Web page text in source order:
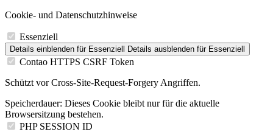
Cookie- und Datenschutzhinweise
Essenziell
Details einblenden für Essenziell Details ausblenden für Essenziell
Contao HTTPS CSRF Token
Schützt vor Cross-Site-Request-Forgery Angriffen.
Speicherdauer: Dieses Cookie bleibt nur für die aktuelle
Browsersitzung bestehen.
PHP SESSION ID